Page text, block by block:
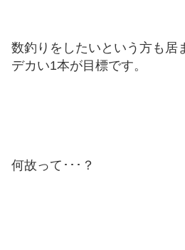
数釣りをしたいという方も居
デカい1本が目標です。
何故って･･･？